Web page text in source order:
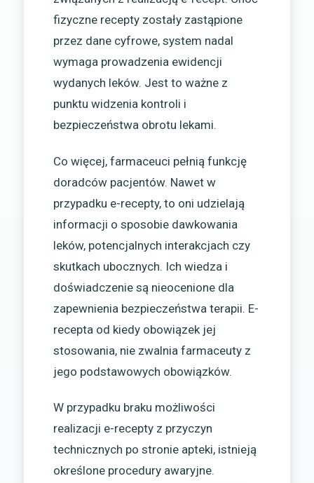
fizyczne recepty zostały zastąpione
przez dane cyfrowe, system nadal
wymaga prowadzenia ewidencji
wydanych leków. Jest to ważne z
punktu widzenia kontroli i
bezpieczeństwa obrotu lekami.
Co więcej, farmaceuci pełnią funkcję
doradców pacjentów. Nawet w
przypadku e-recepty, to oni udzielają
informacji o sposobie dawkowania
leków, potencjalnych interakcjach czy
skutkach ubocznych. Ich wiedza i
doświadczenie są nieocenione dla
zapewnienia bezpieczeństwa terapii. E-
recepta od kiedy obowiązek jej
stosowania, nie zwalnia farmaceuty z
jego podstawowych obowiązków.
W przypadku braku możliwości
realizacji e-recepty z przyczyn
technicznych po stronie apteki, istnieją
określone procedury awaryjne.